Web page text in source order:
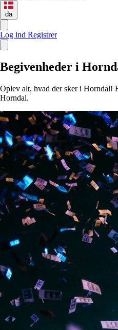
da
Log ind Registrer
Begivenheder i
Oplev alt, hvad der sker i Horndal!
Horndal.